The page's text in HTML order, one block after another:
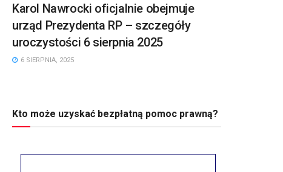
Karol Nawrocki oficjalnie obejmuje
urząd Prezydenta RP – szczegóły
uroczystości 6 sierpnia 2025
6 SIERPNIA, 2025
Kto może uzyskać bezpłatną pomoc prawną?